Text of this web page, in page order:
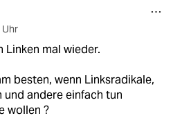
Uhr
Linken mal wieder.
besten, wenn Linksradikale,
und andere einfach tun
wollen ?